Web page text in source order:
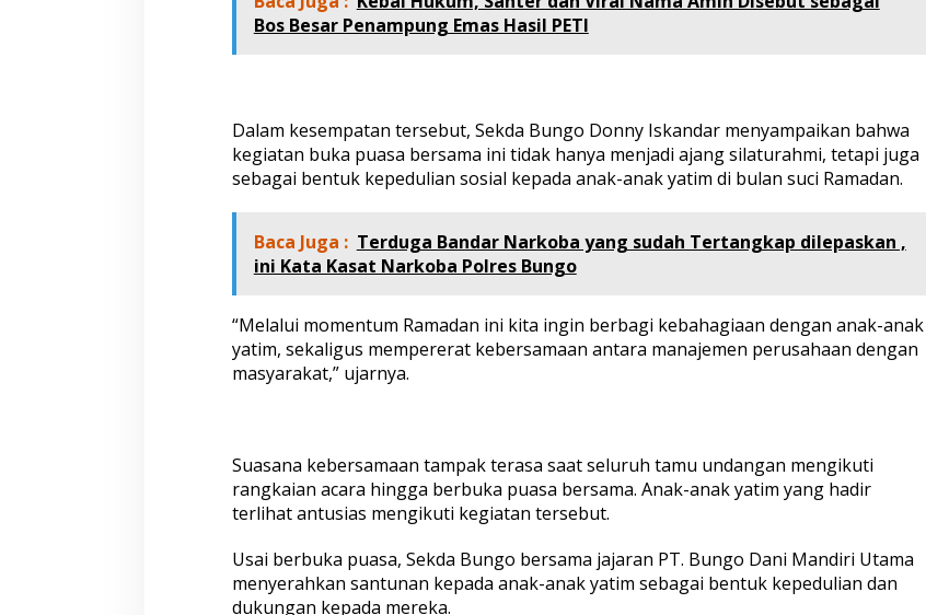
B
e
a
d
a
a
n
t
i
A
n
t
i
m
K
a
n
Bos Besar Penampung Emas Hasil PETI
Dalam kesempatan tersebut, Sekda Bungo Donny Iskandar menyampaikan bahwa
kegiatan buka puasa bersama ini tidak hanya menjadi ajang silaturahmi, tetapi juga
sebagai bentuk kepedulian sosial kepada anak-anak yatim di bulan suci Ramadan.
Baca Juga : Terduga Bandar Narkoba yang sudah Tertangkap dilepaskan ,
ini Kata Kasat Narkoba Polres Bungo
“Melalui momentum Ramadan ini kita ingin berbagi kebahagiaan dengan anak-anak
yatim, sekaligus mempererat kebersamaan antara manajemen perusahaan dengan
masyarakat,” ujarnya.
Suasana kebersamaan tampak terasa saat seluruh tamu undangan mengikuti
rangkaian acara hingga berbuka puasa bersama. Anak-anak yatim yang hadir
terlihat antusias mengikuti kegiatan tersebut.
Usai berbuka puasa, Sekda Bungo bersama jajaran PT. Bungo Dani Mandiri Utama
menyerahkan santunan kepada anak-anak yatim sebagai bentuk kepedulian dan
dukungan kepada mereka.